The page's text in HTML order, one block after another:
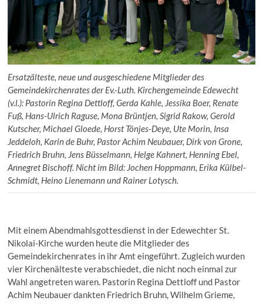
Ersatzälteste, neue und ausgeschiedene Mitglieder des
Gemeindekirchenrates der Ev.-Luth. Kirchengemeinde Edewecht
(v.l.): Pastorin Regina Dettloff, Gerda Kahle, Jessika Boer, Renate
Fuß, Hans-Ulrich Raguse, Mona Brüntjen, Sigrid Rakow, Gerold
Kutscher, Michael Gloede, Horst Tönjes-Deye, Ute Morin, Insa
Jeddeloh, Karin de Buhr, Pastor Achim Neubauer, Dirk von Grone,
Friedrich Bruhn, Jens Büsselmann, Helge Kahnert, Henning Ebel,
Annegret Bischoff. Nicht im Bild: Jochen Hoppmann, Erika Külbel-
Schmidt, Heino Lienemann und Rainer Lotysch.
Mit einem Abendmahlsgottesdienst in der Edewechter St.
Nikolai-Kirche wurden heute die Mitglieder des
Gemeindekirchenrates in ihr Amt eingeführt. Zugleich wurden
vier Kirchenälteste verabschiedet, die nicht noch einmal zur
Wahl angetreten waren. Pastorin Regina Dettloff und Pastor
Achim Neubauer dankten Friedrich Bruhn, Wilhelm Grieme,